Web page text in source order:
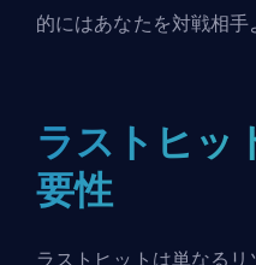
的にはあなたを対戦相手
ラストヒッ
要性